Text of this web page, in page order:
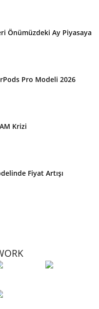
Önümüzdeki Ay Piyasaya
Pro Modeli 2026
Krizi
Fiyat Artışı